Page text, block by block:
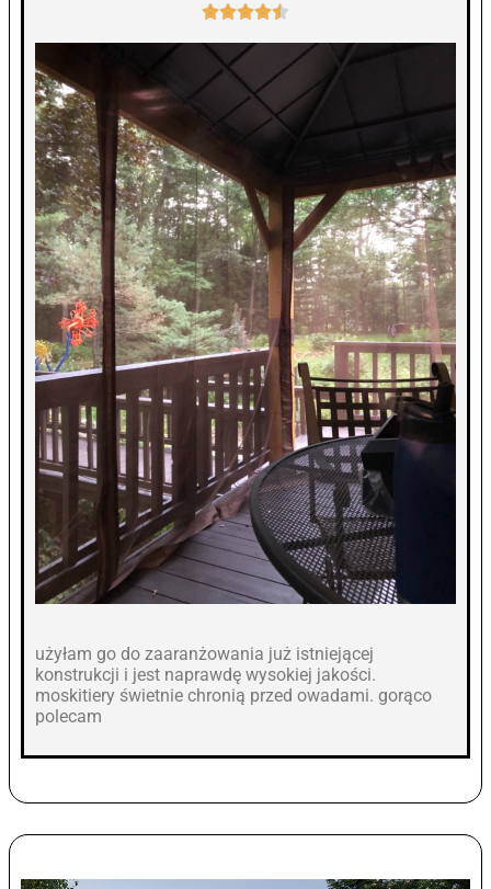

użyłam go do zaaranżowania już istniejącej
konstrukcji i jest naprawdę wysokiej jakości.
moskitiery świetnie chronią przed owadami. gorąco
polecam